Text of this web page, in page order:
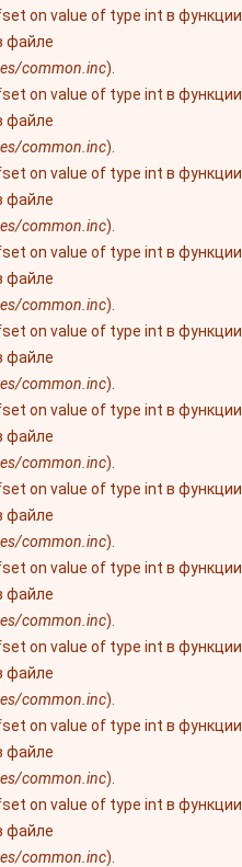
on value of type int в функции
файле
common.inc).
on value of type int в функции
файле
common.inc).
on value of type int в функции
файле
common.inc).
on value of type int в функции
файле
common.inc).
on value of type int в функции
файле
common.inc).
on value of type int в функции
файле
common.inc).
on value of type int в функции
файле
common.inc).
on value of type int в функции
файле
common.inc).
on value of type int в функции
файле
common.inc).
on value of type int в функции
файле
common.inc).
on value of type int в функции
файле
common.inc).